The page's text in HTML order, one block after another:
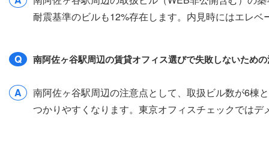
耐震基準のビルも12%存在します。内見時にはエレ
Q 南阿佐ヶ谷駅周辺の賃貸オフィス選びで失敗しないため
A
南阿佐ヶ谷駅周辺の注意点として、取扱ビル数が6棟
つかりやすくなります。東京オフィスチェックでは